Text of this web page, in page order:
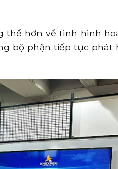
thể hơn về tình hình
bộ phận tiếp tục phát